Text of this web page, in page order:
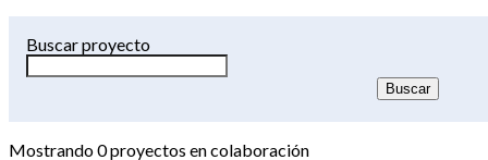
Buscar proyecto
Mostrando0proyectos en colaboración